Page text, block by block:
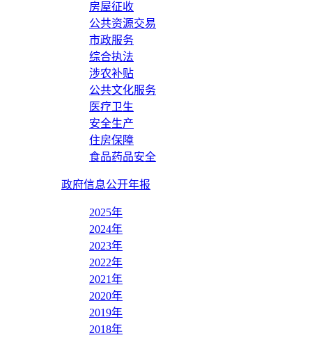
房屋征收
公共资源交易
市政服务
综合执法
涉农补贴
公共文化服务
医疗卫生
安全生产
住房保障
食品药品安全
政府信息公开年报
2025年
2024年
2023年
2022年
2021年
2020年
2019年
2018年